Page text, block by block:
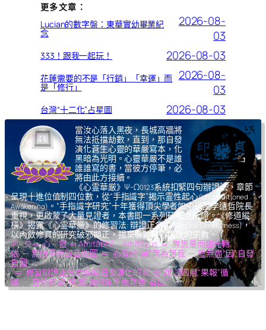
更多文章：
Lucian的數字盤：東華實幼畢業紀
念
2026-08-
03
333！跟我一起玩！ 2026-08-03
花蓮需要的不是「行銷」「幸運」而
是「修行」
2026-08-
03
台灣“十二化”占星圖 2026-08-03
當汝心落入黑夜，長城高牆將
無法抵擋劫數，直到，那自發
演化蒼生心靈的華嚴寫本，化
黑暗為光明。心靈華嚴不是誰
誰誰寫的書，當彼方停筆，必
將由此方接續。
《心霊華厳》Ψ-Ω0123系統扣緊四句辦證法，章節
呈現十進位值制四位數，從“手指識字”揭示霊性起心(Unconditioned
Awakening) 。“手指識字研究”十年獲得頂尖學者如中研院李遠哲院長
重視，更啟蒙了大量見證者，本書即一系列研究之所證。《修道縱
橫》揭露《心霊華厳》的修習法: 辯證正念(Dialectical Mindfulness)，
以內斂修真的研究破邪顯正，揚棄導致核心腐敗的宗教。
Ψ – Ω ＝ 心 – 靈 ＝ Amitābhā – Amitāyus ＝ 無思量而臨光轉
依 ─ 無限量而觀音收圓 ＝ 心覺於“果”,無為無我 ─ 靈無盡“因”,自發
自圓
＝ 修習辯證正念而體驗自發演化的氣,光,我,凈四層“果報”循
環 ─ 自然如復,坤,乾,逅四象呼應無盡“善因”